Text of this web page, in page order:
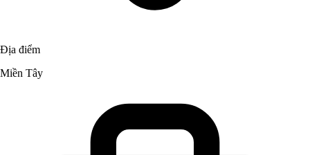
Địa điểm
Miền Tây